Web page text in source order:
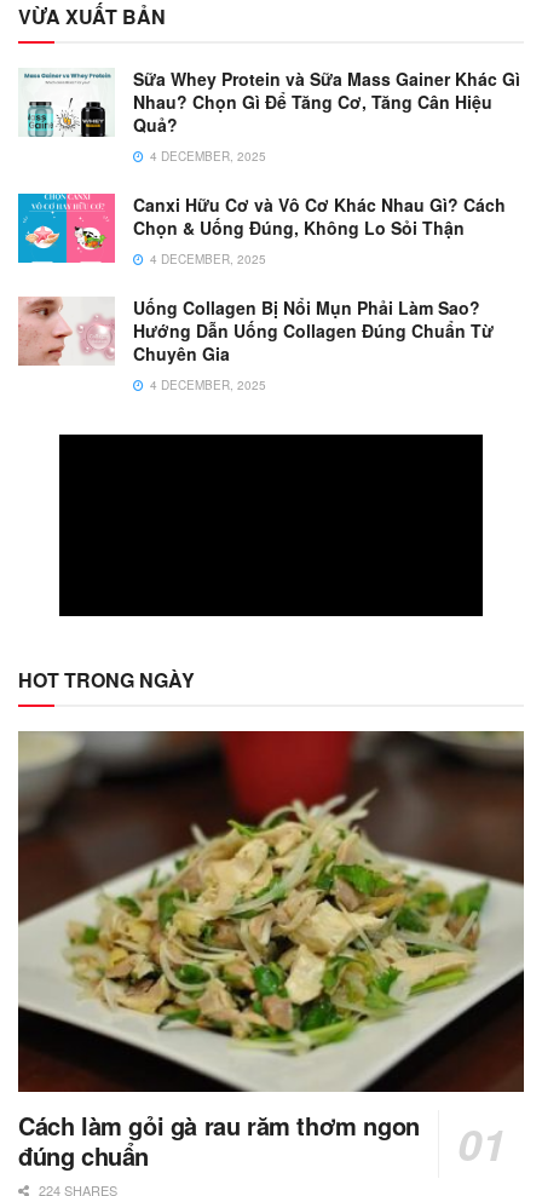
VỪA XUẤT BẢN
Sữa Whey Protein và Sữa Mass Gainer Khác Gì
Nhau? Chọn Gì Để Tăng Cơ, Tăng Cân Hiệu
Quả?
4 DECEMBER, 2025
Canxi Hữu Cơ và Vô Cơ Khác Nhau Gì? Cách
Chọn & Uống Đúng, Không Lo Sỏi Thận
4 DECEMBER, 2025
Uống Collagen Bị Nổi Mụn Phải Làm Sao?
Hướng Dẫn Uống Collagen Đúng Chuẩn Từ
Chuyên Gia
4 DECEMBER, 2025
HOT TRONG NGÀY
Cách làm gỏi gà rau răm thơm ngon
đúng chuẩn
224 SHARES